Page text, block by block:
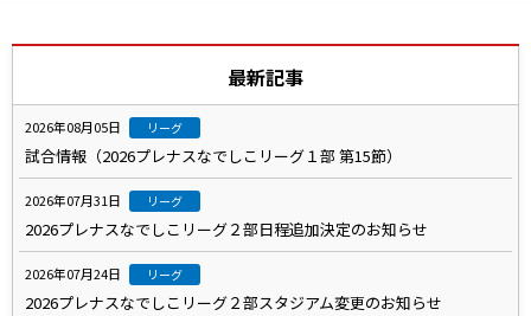
最新記事
2026年08月05日 リーグ
試合情報（2026プレナスなでしこリーグ１部 第15節）
2026年07月31日 リーグ
2026プレナスなでしこリーグ２部日程追加決定のお知らせ
2026年07月24日 リーグ
2026プレナスなでしこリーグ２部スタジアム変更のお知らせ